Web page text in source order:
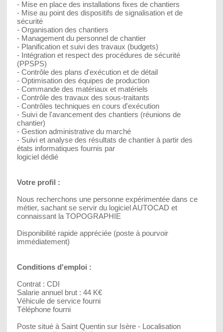
- Mise en place des installations fixes de chantiers
- Mise au point des dispositifs de signalisation et de
sécurité
- Organisation des chantiers
- Management du personnel de chantier
- Planification et suivi des travaux (budgets)
- Intégration et respect des procédures de sécurité
(PPSPS)
- Contrôle des plans d'exécution et de détail
- Optimisation des équipes de production
- Commande des matériaux et matériels
- Contrôle des travaux des sous-traitants
- Contrôles techniques en cours d'exécution
- Suivi de l'avancement des chantiers (réunions de
chantier)
- Gestion administrative du marché
- Suivi et analyse des résultats de chantier à partir des
états informatiques fournis par
logiciel dédié
Votre profil :
Nous recherchons une personne expérimentée dans ce
métier, sachant se servir du logiciel AUTOCAD et
connaissant la TOPOGRAPHIE
Disponibilité rapide appréciée (poste à pourvoir
immédiatement)
Conditions d'emploi :
Contrat : CDI
Salarie annuel brut : 44 K€
Véhicule de service fourni
Téléphone fourni
Poste situé à Saint Quentin sur Isère - Localisation